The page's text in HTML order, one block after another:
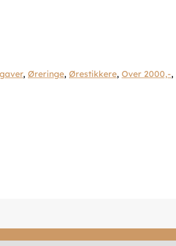
, Øreringe, Ørestikkere, Over 2000,-,